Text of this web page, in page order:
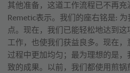
其他准备，这道工作流程已不再充
Remetic表示。我们的座右铭是:
点。现在，我们已能轻松地达到这
工作，也使我们获益良多。现在，
过程中更加均匀；最为理想的是，
致的成果。以前，我们都使用煎锅